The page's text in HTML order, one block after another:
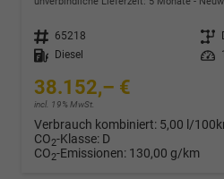
Fahrzeugnr. 65218 Getriebe
Kraftstoff
Diesel Leistung
38.152,– €
incl. 19% MwSt.
Verbrauch kombiniert: 5,00 l/
CO2-Klasse: D
CO2-Emissionen: 130,00 g/km